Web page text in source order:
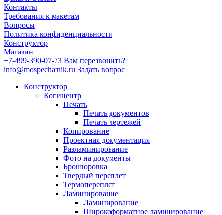
Контакты
Требования к макетам
Вопросы
Политика конфиденциальности
Конструктор
Магазин
+7-499-390-07-73 Вам перезвонить?
info@mospechatnik.ru Задать вопрос
Конструктор
Копицентр
Печать
Печать документов
Печать чертежей
Копирование
Проектная документация
Разламинирование
Фото на документы
Брошюровка
Твердый переплет
Термопереплет
Ламинирование
Ламинирование
Широкоформатное ламинирование